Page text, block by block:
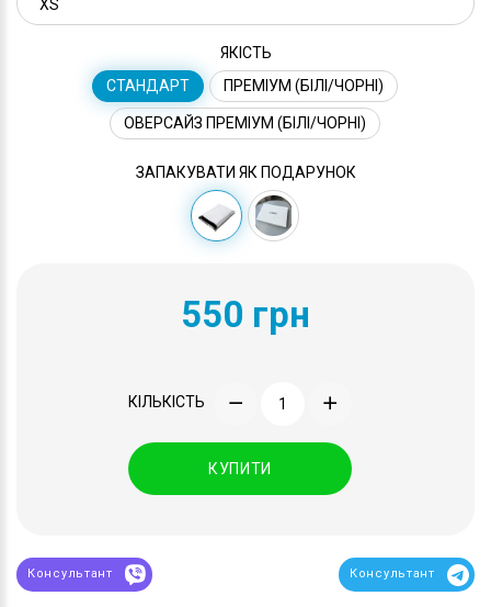
ЯКІСТЬ
СТАНДАРТ
ПРЕМІУМ (БІЛІ/ЧОРНІ)
ОВЕРСАЙЗ ПРЕМІУМ (БІЛІ/ЧОРНІ)
ЗАПАКУВАТИ ЯК ПОДАРУНОК
550 грн
КІЛЬКІСТЬ
КУПИТИ
Консультант Консультант